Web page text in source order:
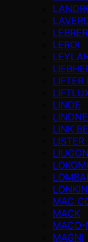
LEROI
LIFTER
LINDE
LINK
LISTER
MAC
MACK
MACO-
MAGNI